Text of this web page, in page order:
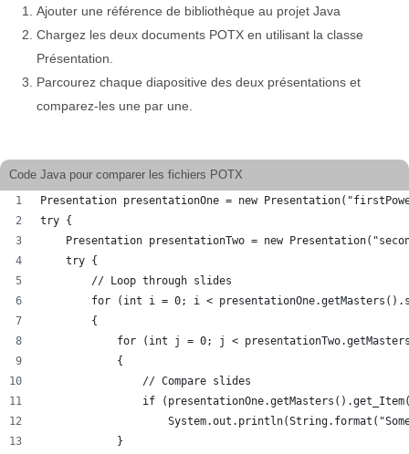
Ajouter une référence de bibliothèque au projet Java
Chargez les deux documents POTX en utilisant la classe
Présentation.
Parcourez chaque diapositive des deux présentations et
comparez-les une par une.
Code Java pour comparer les fichiers POTX
Presentation presentationOne = new
try {
Presentation presentationTwo = new
    try {
        // Loop through slides
for (int i = 0; i <
        {
for (int j = 0; j <
            {
                // Compare slides
if
            }